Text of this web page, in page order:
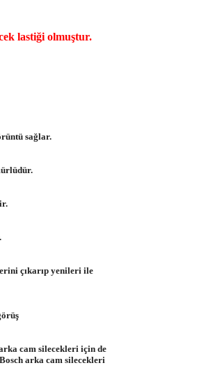
lastiği olmuştur.
sağlar.
çıkarıp yenileri ile
cam silecekleri için de
arka cam silecekleri